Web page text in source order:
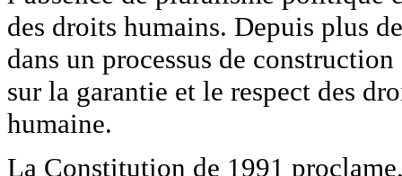
des droits humains. Depuis plus
dans un processus de
sur la garantie et le respect des
humaine.
La Constitution de 1991